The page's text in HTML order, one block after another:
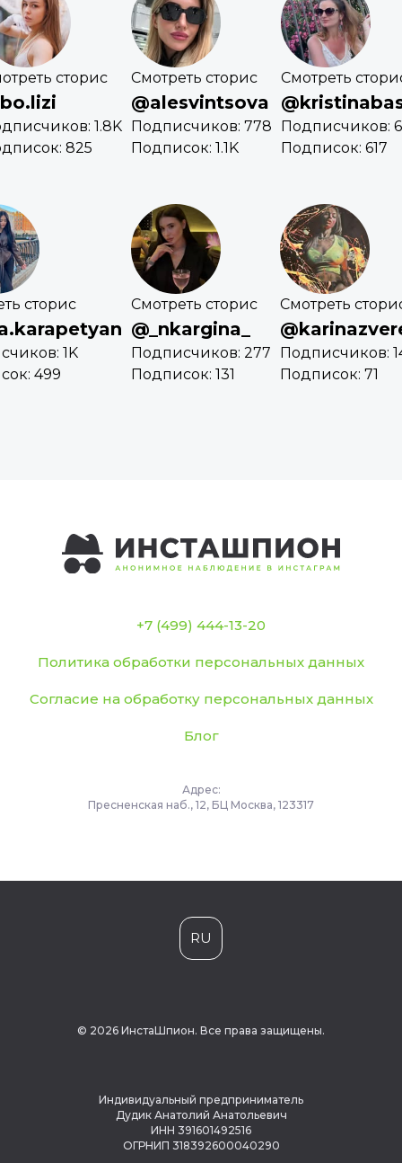
сторис
1.8K
825
Смотреть сторис
@alesvintsova
Подписчиков: 778
Подписок: 1.1K
Смотреть
Подписчиков:
Подписок: 617
сторис
1K
499
Смотреть сторис
@_nkargina_
Подписчиков: 277
Подписок: 131
Смотреть
Подписчиков:
Подписок: 71
+7 (499) 444-13-20
Политика обработки персональных данных
Согласие на обработку персональных данных
Блог
Адрес:
Пресненская наб., 12, БЦ Москва, 123317
RU
© 2026 ИнстаШпион. Все права защищены.
Индивидуальный предприниматель
Дудик Анатолий Анатольевич
ИНН 391601492516
ОГРНИП 318392600040290